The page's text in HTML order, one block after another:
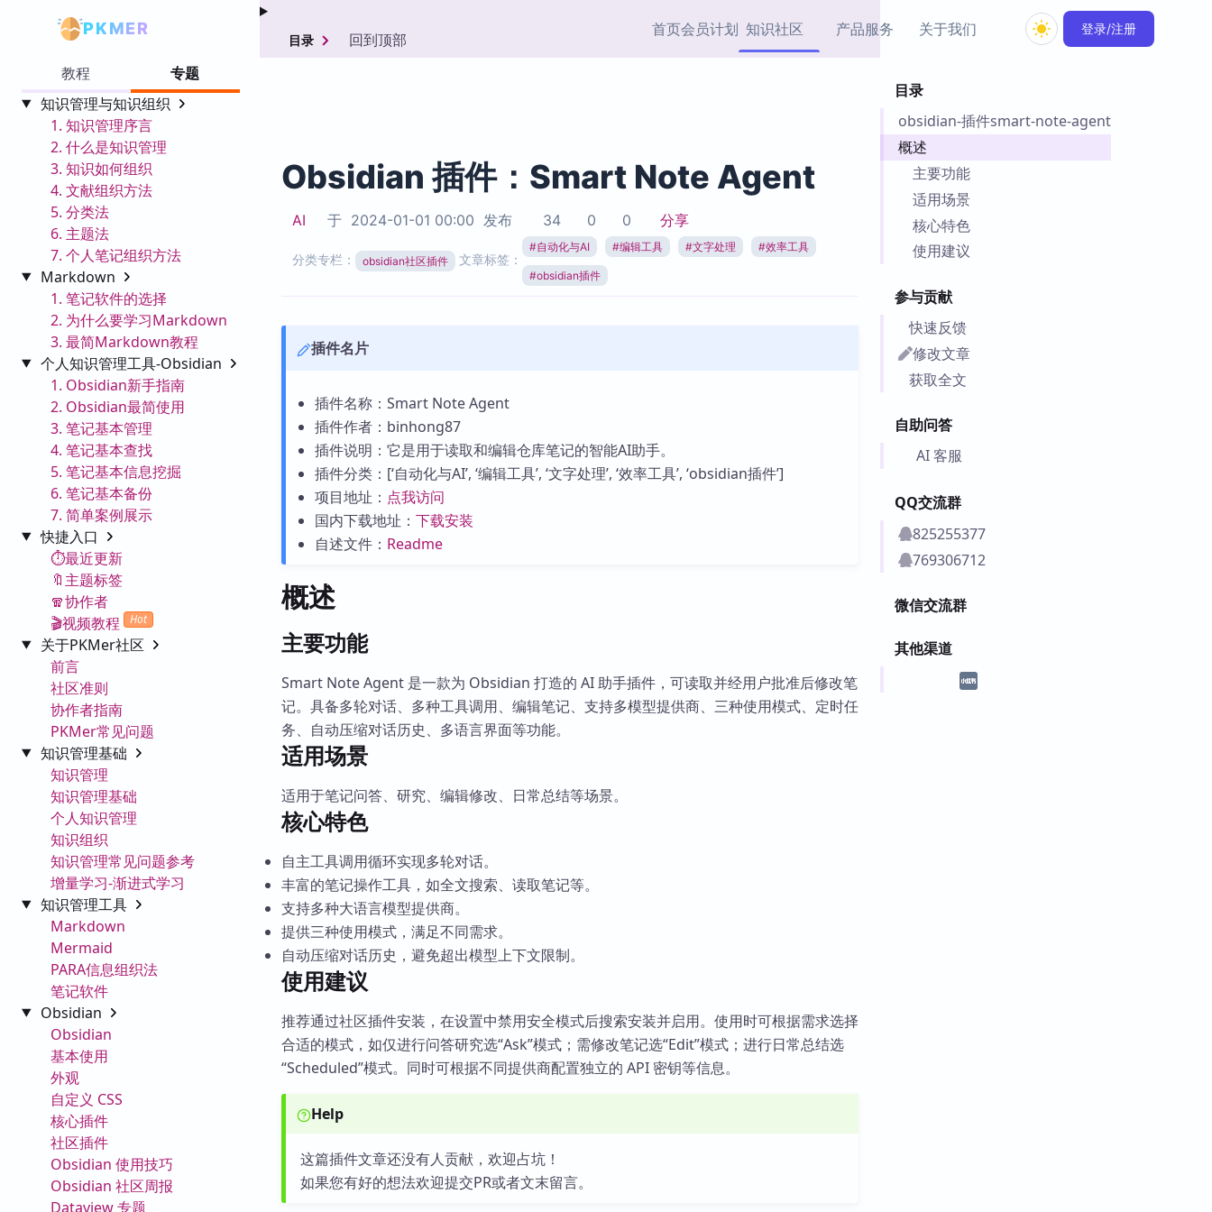
PKMER 首页会员计划 知识社区
协作者
热门链接 Top5
产品服务
加速访问 Obsidian 官方
Zotero 插件
插件
Obsidian 教程
关于我们 登录/注册
教程
专题
知识管理与知识组织
1. 知识管理序言
2. 什么是知识管理
3. 知识如何组织
4. 文献组织方法
5. 分类法
6. 主题法
7. 个人笔记组织方法
Markdown
1. 笔记软件的选择
2. 为什么要学习Markdown
3. 最简Markdown教程
个人知识管理工具-Obsidian
1. Obsidian新手指南
2. Obsidian最简使用
3. 笔记基本管理
4. 笔记基本查找
5. 笔记基本信息挖掘
6. 笔记基本备份
7. 简单案例展示
快捷入口
⏱️最近更新
🔖主题标签
🧣协作者
🎬视频教程
Hot
关于PKMer社区
前言
社区准则
协作者指南
PKMer常见问题
知识管理基础
知识管理
知识管理基础
个人知识管理
知识组织
知识管理常见问题参考
增量学习-渐进式学习
知识管理工具
Markdown
Mermaid
PARA信息组织法
笔记软件
Obsidian
Obsidian
基本使用
外观
自定义 CSS
核心插件
社区插件
Obsidian 使用技巧
Obsidian 社区周报
Dataview 专题
目录
obsidian-插件smart-note-agent
概述
主要功能
适用场景
核心特色
使用建议
参与贡献
快速反馈
修改文章
获取全文
自助问答
AI 客服
QQ交流群
825255377
769306712
微信交流群
其他渠道
目录 回到顶部
Obsidian 插件：Smart Note Agent
AI 于 2024-01-01 00:00 发布 34 0 0 分享
分类专栏： obsidian社区插件 文章标签：
#自动化与AI #编辑工具 #文字处理 #效率工具
#obsidian插件
插件名片
插件名称：Smart Note Agent
插件作者：binhong87
插件说明：它是用于读取和编辑仓库笔记的智能AI助手。
插件分类：[‘自动化与AI’, ‘编辑工具’, ‘文字处理’, ‘效率工具’, ‘obsidian插件’]
项目地址： 点我访问
国内下载地址： 下载安装
自述文件： Readme
概述
主要功能
Smart Note Agent 是一款为 Obsidian 打造的 AI 助手插件，可读取并经用户批准后修改笔
记。具备多轮对话、多种工具调用、编辑笔记、支持多模型提供商、三种使用模式、定时任
务、自动压缩对话历史、多语言界面等功能。
适用场景
适用于笔记问答、研究、编辑修改、日常总结等场景。
核心特色
自主工具调用循环实现多轮对话。
丰富的笔记操作工具，如全文搜索、读取笔记等。
支持多种大语言模型提供商。
提供三种使用模式，满足不同需求。
自动压缩对话历史，避免超出模型上下文限制。
使用建议
推荐通过社区插件安装，在设置中禁用安全模式后搜索安装并启用。使用时可根据需求选择
合适的模式，如仅进行问答研究选“Ask”模式；需修改笔记选“Edit”模式；进行日常总结选
“Scheduled”模式。同时可根据不同提供商配置独立的 API 密钥等信息。
Help
这篇插件文章还没有人贡献，欢迎占坑！
如果您有好的想法欢迎提交PR或者文末留言。